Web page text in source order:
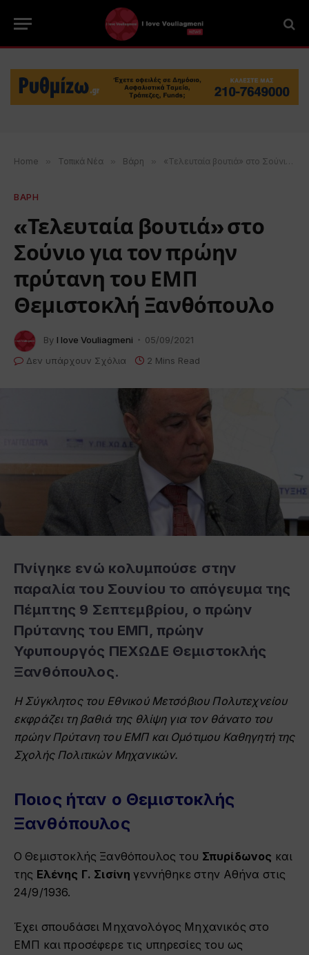
Home » Τοπικά Νέα » Βάρη » «Τελευταία βουτιά» στο Σούνιο για τον πρώην πρύτανη του ΕΜΠ Θεμιστοκλή Ξανθόπουλο
ΒΑΡΗ
«Τελευταία βουτιά» στο
Σούνιο για τον πρώην
πρύτανη του ΕΜΠ
Θεμιστοκλή Ξανθόπουλο
By I love Vouliagmeni
05/09/2021
Δεν υπάρχουν Σχόλια
2 Mins Read
Πνίγηκε ενώ κολυμπούσε στην
παραλία του Σουνίου το απόγευμα της
Πέμπτης 9 Σεπτεμβρίου, ο πρώην
Πρύτανης του ΕΜΠ, πρώην
Υφυπουργός ΠΕΧΩΔΕ Θεμιστοκλής
Ξανθόπουλος.
Η Σύγκλητος του Εθνικού Μετσόβιου Πολυτεχνείου
εκφράζει τη βαθιά της θλίψη για τον θάνατο του
πρώην Πρύτανη του ΕΜΠ και Ομότιμου Καθηγητή της
Σχολής Πολιτικών Μηχανικών.
Ποιος ήταν ο Θεμιστοκλής
Ξανθόπουλος
Ο Θεμιστοκλής Ξανθόπουλος του Σπυρίδωνος και
της Ελένης Γ. Σισίνη γεννήθηκε στην Αθήνα στις
24/9/1936.
Έχει σπουδάσει Μηχανολόγος Μηχανικός στο
ΕΜΠ και προσέφερε τις υπηρεσίες του ως